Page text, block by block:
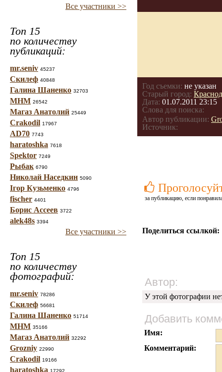
Все участники >>
Топ 15
по количеству
публикаций:
mr.seniv 45237
Скилеф 40848
Галина Шаненко 32703
МНМ 26542
Магаз Анатолий 25449
Crakodil 17967
AD70 7743
haratoshka 7618
Spektor 7249
Рыбак 6790
Николай Наседкин 5090
Ігор Кузьменко 4796
fischer 4401
Борис Ассеев 3722
alek48s 3394
Все участники >>
Топ 15
по количеству
фотографий:
mr.seniv 78286
Скилеф 56681
Галина Шаненко 51714
МНМ 35166
Магаз Анатолий 32292
Grozniy 22990
Crakodil 19166
haratoshka 17292
Год съемки: не указан
Старый город:
Дата: 01.07.2011 23:15
Слова для поиска:
Автор публикации:
Источник:
за публикацию, если
Поделиться ссылкой:
Автор:
У этой фотографии
Добавить
Имя:
Комментарий: